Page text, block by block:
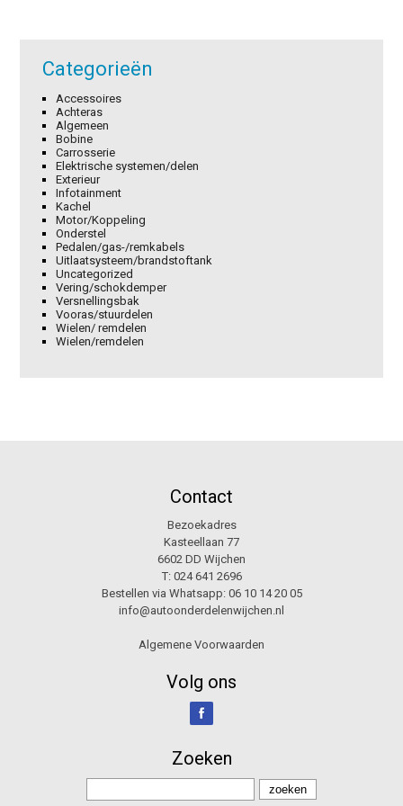
Categorieën
Accessoires
Achteras
Algemeen
Bobine
Carrosserie
Elektrische systemen/delen
Exterieur
Infotainment
Kachel
Motor/Koppeling
Onderstel
Pedalen/gas-/remkabels
Uitlaatsysteem/brandstoftank
Uncategorized
Vering/schokdemper
Versnellingsbak
Vooras/stuurdelen
Wielen/ remdelen
Wielen/remdelen
Contact
Bezoekadres
Kasteellaan 77
6602 DD Wijchen
T: 024 641 2696
Bestellen via Whatsapp: 06 10 14 20 05
info@autoonderdelenwijchen.nl
Algemene Voorwaarden
Volg ons
Zoeken